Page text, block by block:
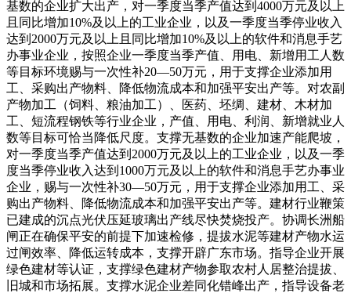
基数的企业扩大出产，对一季度当季产值达到4000万元及以上
且同比增加10%及以上的工业企业，以及一季度当季停业收入
达到2000万元及以上且同比增加10%及以上的软件和消息手艺
办事业企业，按照企业一季度当季产值、用电、新增用工人数
等目标环境赐与一次性补20—50万元，用于支撑企业添加用
工、采购出产物料、降低物流成本和加强平安出产等。对农副
产物加工（饲料、粮油加工）、医药、坯绸、建材、木材加
工、短流程钢铁等行业企业，产值、用电、利润、新增就业人
数等目标可恰当降低尺度。支撑无基数的企业加速产能爬坡，
对一季度当季产值达到2000万元及以上的工业企业，以及一季
度当季停业收入达到1000万元及以上的软件和消息手艺办事业
企业，赐与一次性补30—50万元，用于支撑企业添加用工、采
购出产物料、降低物流成本和加强平安出产等。建材行业鞭策
已建成的沉点光伏压延玻璃出产线尽快焚烧投产。协调长洲船
闸正在确保平安的前提下加速检修，提拔水泥等建材产物水运
过闸效率、降低运转成本，支撑开辟广东市场。指导企业开展
绿色建材等认证，支撑绿色建材产物参取农村人居整治提拔、
旧城和市场拓展。支撑水泥企业差同化错峰出产，指导设备老